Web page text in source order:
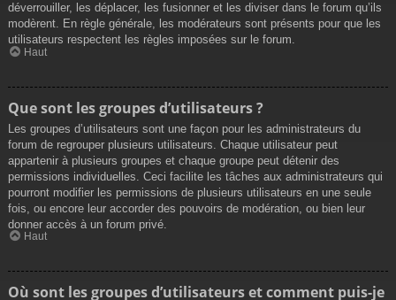
déverrouiller, les déplacer, les fusionner et les diviser dans le forum qu’ils
modèrent. En règle générale, les modérateurs sont présents pour que les
utilisateurs respectent les règles imposées sur le forum.
Haut
Que sont les groupes d’utilisateurs ?
Les groupes d’utilisateurs sont une façon pour les administrateurs du
forum de regrouper plusieurs utilisateurs. Chaque utilisateur peut
appartenir à plusieurs groupes et chaque groupe peut détenir des
permissions individuelles. Ceci facilite les tâches aux administrateurs qui
pourront modifier les permissions de plusieurs utilisateurs en une seule
fois, ou encore leur accorder des pouvoirs de modération, ou bien leur
donner accès à un forum privé.
Haut
Où sont les groupes d’utilisateurs et comment puis-je